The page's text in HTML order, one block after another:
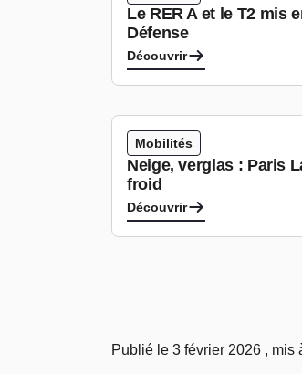
Le RER A et le T2 mis
Défense
Découvrir
Mobilités
Neige, verglas : Paris
froid
Découvrir
Publié le 3 février 2026 , mis